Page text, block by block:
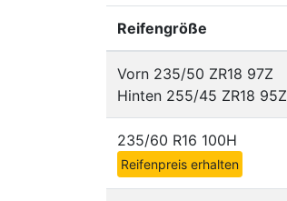
Reifengröße
Vorn 235/50 ZR18 97Z
Hinten 255/45 ZR18 95Z
235/60 R16 100H
Reifenpreis erhalten